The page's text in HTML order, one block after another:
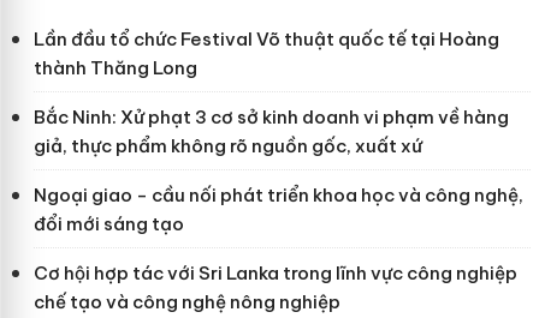
Lần đầu tổ chức Festival Võ thuật quốc tế tại Hoàng
thành Thăng Long
Bắc Ninh: Xử phạt 3 cơ sở kinh doanh vi phạm về hàng
giả, thực phẩm không rõ nguồn gốc, xuất xứ
Ngoại giao - cầu nối phát triển khoa học và công nghệ,
đổi mới sáng tạo
Cơ hội hợp tác với Sri Lanka trong lĩnh vực công nghiệp
chế tạo và công nghệ nông nghiệp